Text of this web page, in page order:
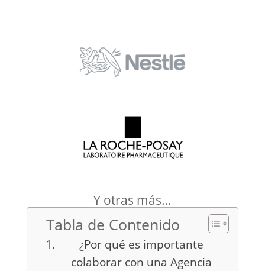
Y otras más…
Tabla de Contenido
¿Por qué es importante
colaborar con una Agencia